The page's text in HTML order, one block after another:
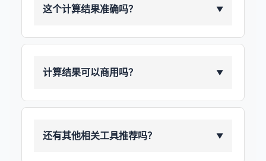
这个计算结果准确吗？ ▼
计算结果可以商用吗？ ▼
还有其他相关工具推荐吗？ ▼